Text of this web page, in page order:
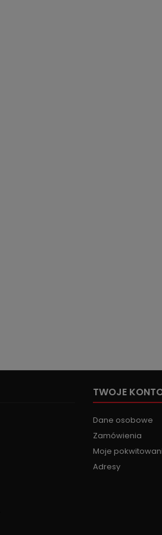
TWOJE
Dane osobowe
Zamówienia
Moje
Adresy